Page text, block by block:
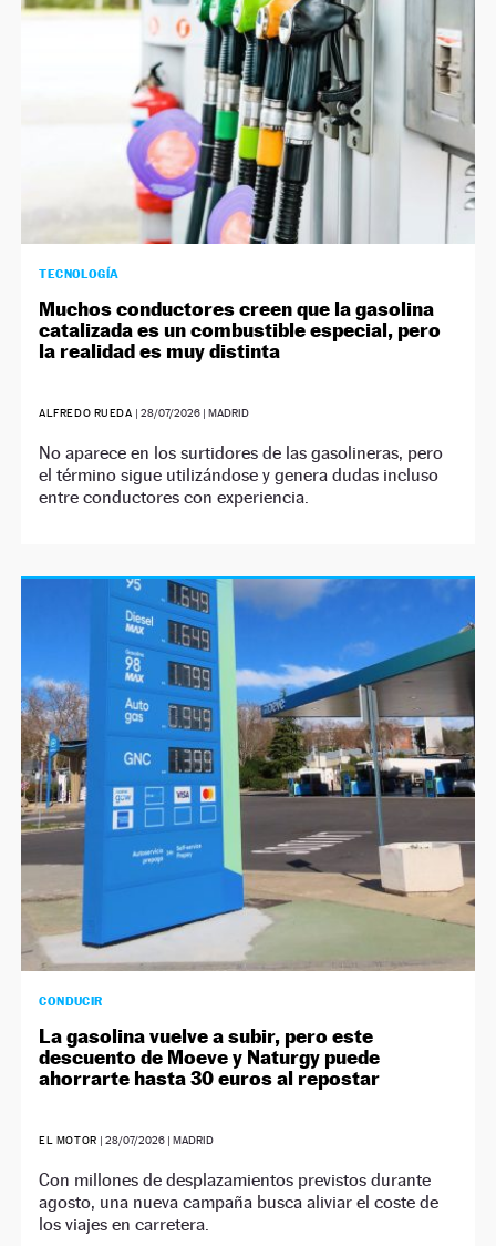
TECNOLOGÍA
Muchos conductores creen que la gasolina
catalizada es un combustible especial, pero
la realidad es muy distinta
ALFREDO RUEDA | 28/07/2026| MADRID
No aparece en los surtidores de las gasolineras, pero
el término sigue utilizándose y genera dudas incluso
entre conductores con experiencia.
CONDUCIR
La gasolina vuelve a subir, pero este
descuento de Moeve y Naturgy puede
ahorrarte hasta 30 euros al repostar
EL MOTOR | 28/07/2026| MADRID
Con millones de desplazamientos previstos durante
agosto, una nueva campaña busca aliviar el coste de
los viajes en carretera.